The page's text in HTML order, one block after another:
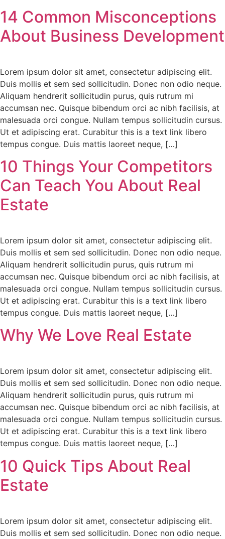
14 Common Misconceptions
About Business Development
Lorem ipsum dolor sit amet, consectetur adipiscing elit.
Duis mollis et sem sed sollicitudin. Donec non odio neque.
Aliquam hendrerit sollicitudin purus, quis rutrum mi
accumsan nec. Quisque bibendum orci ac nibh facilisis, at
malesuada orci congue. Nullam tempus sollicitudin cursus.
Ut et adipiscing erat. Curabitur this is a text link libero
tempus congue. Duis mattis laoreet neque, […]
10 Things Your Competitors
Can Teach You About Real
Estate
Lorem ipsum dolor sit amet, consectetur adipiscing elit.
Duis mollis et sem sed sollicitudin. Donec non odio neque.
Aliquam hendrerit sollicitudin purus, quis rutrum mi
accumsan nec. Quisque bibendum orci ac nibh facilisis, at
malesuada orci congue. Nullam tempus sollicitudin cursus.
Ut et adipiscing erat. Curabitur this is a text link libero
tempus congue. Duis mattis laoreet neque, […]
Why We Love Real Estate
Lorem ipsum dolor sit amet, consectetur adipiscing elit.
Duis mollis et sem sed sollicitudin. Donec non odio neque.
Aliquam hendrerit sollicitudin purus, quis rutrum mi
accumsan nec. Quisque bibendum orci ac nibh facilisis, at
malesuada orci congue. Nullam tempus sollicitudin cursus.
Ut et adipiscing erat. Curabitur this is a text link libero
tempus congue. Duis mattis laoreet neque, […]
10 Quick Tips About Real
Estate
Lorem ipsum dolor sit amet, consectetur adipiscing elit.
Duis mollis et sem sed sollicitudin. Donec non odio neque.